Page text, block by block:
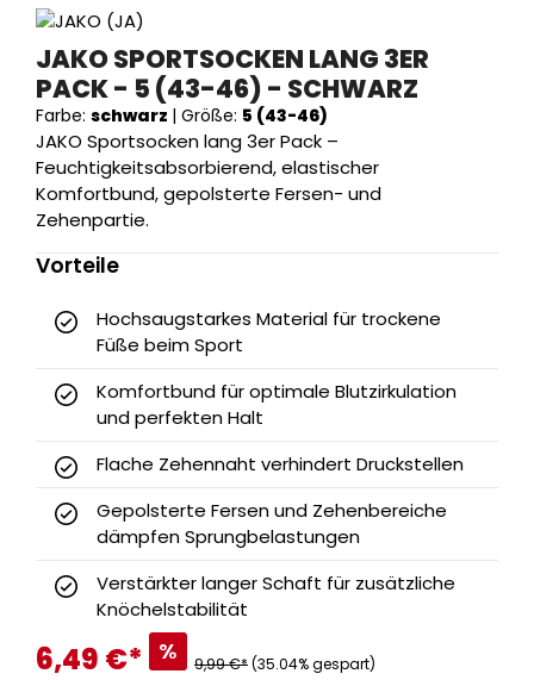
JAKO SPORTSOCKEN LANG 3ER
PACK - 5 (43-46) - SCHWARZ
Farbe: schwarz | Größe: 5 (43-46)
JAKO Sportsocken lang 3er Pack –
Feuchtigkeitsabsorbierend, elastischer
Komfortbund, gepolsterte Fersen- und
Zehenpartie.
Vorteile
Hochsaugstarkes Material für trockene
Füße beim Sport
Komfortbund für optimale Blutzirkulation
und perfekten Halt
Flache Zehennaht verhindert Druckstellen
Gepolsterte Fersen und Zehenbereiche
dämpfen Sprungbelastungen
Verstärkter langer Schaft für zusätzliche
Knöchelstabilität
6,49 €* % 9,99 €*(35.04% gespart)